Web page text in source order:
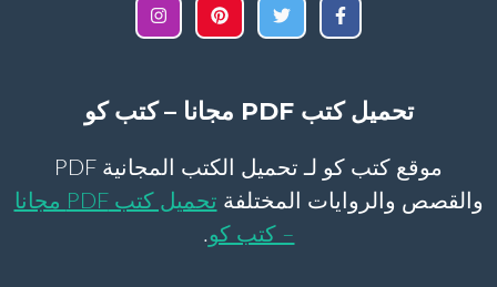
تحميل كتب PDF مجانا – كتب كو
موقع كتب كو لـ تحميل الكتب المجانية PDF
والقصص والروايات المختلفة
تحميل كتب PDF مجانا
– كتب كو.